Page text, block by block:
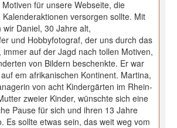
für unsere Webseite, die
versorgen sollte. Mit
wir Daniel, 30 Jahre alt,
und Hobbyfotograf, der uns durch das
immer auf der Jagd nach tollen Motiven,
von Bildern beschenkte. Er war
em afrikanischen Kontinent. Martina,
von acht Kindergärten im Rhein-
zweier Kinder, wünschte sich eine
Pause für sich und ihren 13 Jahre
Es sollte etwas sein, das weit weg vom